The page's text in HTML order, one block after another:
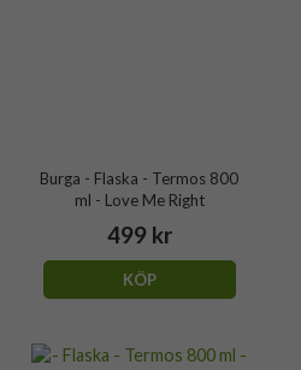
Burga - Flaska - Termos 800
ml - Love Me Right
499 kr
KÖP